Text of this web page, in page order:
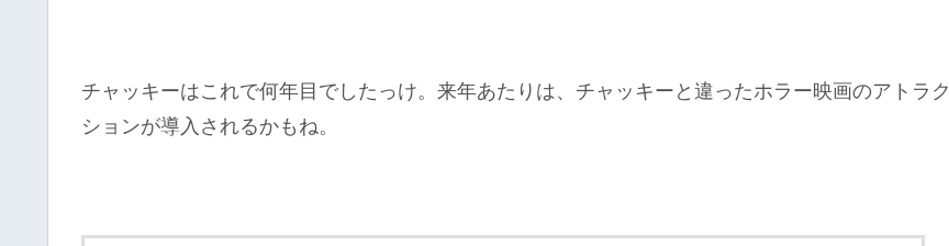
チャッキーはこれで何年目でしたっけ。来年あたりは、チャッキーと違ったホラー映画のアトラク
ションが導入されるかもね。